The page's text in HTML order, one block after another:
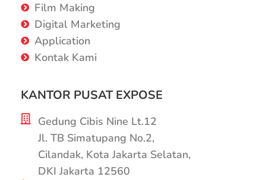
Film Making
Digital Marketing
Application
Kontak Kami
KANTOR PUSAT EXPOSE
Gedung Cibis Nine Lt.12
Jl. TB Simatupang No.2,
Cilandak, Kota Jakarta Selatan,
DKI Jakarta 12560